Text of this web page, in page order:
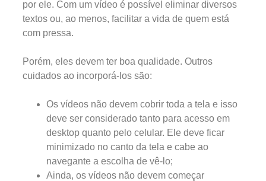
por ele. Com um vídeo é possível eliminar diversos
textos ou, ao menos, facilitar a vida de quem está
com pressa.
Porém, eles devem ter boa qualidade. Outros
cuidados ao incorporá-los são:
Os vídeos não devem cobrir toda a tela e isso
deve ser considerado tanto para acesso em
desktop quanto pelo celular. Ele deve ficar
minimizado no canto da tela e cabe ao
navegante a escolha de vê-lo;
Ainda, os vídeos não devem começar